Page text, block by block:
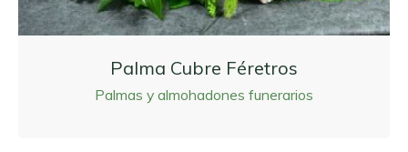
Palma Cubre Féretros
Palmas y almohadones funerarios